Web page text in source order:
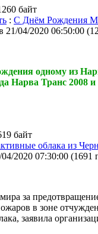
байт
: С Днём Рождения
21/04/2020 06:50:00 (
одному из
Нарва Транс 2008
байт
облака из
2020 07:30:00 (1691
за
в зоне
заявила